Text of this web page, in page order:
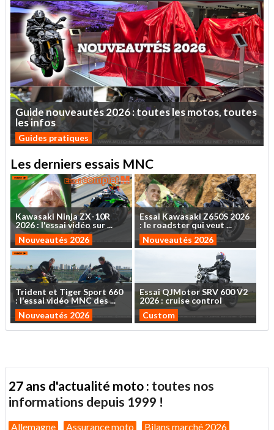
Guidenouveautés2026:touteslesmotos,toutes
lesinfos
Guides pratiques
Les derniers essais MNC
Kawasaki NinjaZX-10R
2026: l'essaividéo sur...
Nouveautés 2026
Essai KawasakiZ650S 2026
: le roadsterquiveut ...
Nouveautés 2026
Trident et TigerSport 660
: l'essaividéoMNCdes...
Nouveautés 2026
EssaiQJMotorSRV 600V2
2026 : cruise control
Custom
27 ans d'actualité moto : toutes nos
informations depuis 1999 !
Allemagne Assurance moto Bilans marché 2026